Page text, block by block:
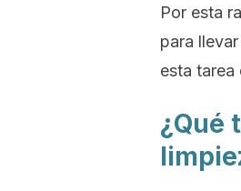
Por esta
para
esta tarea
¿Qué